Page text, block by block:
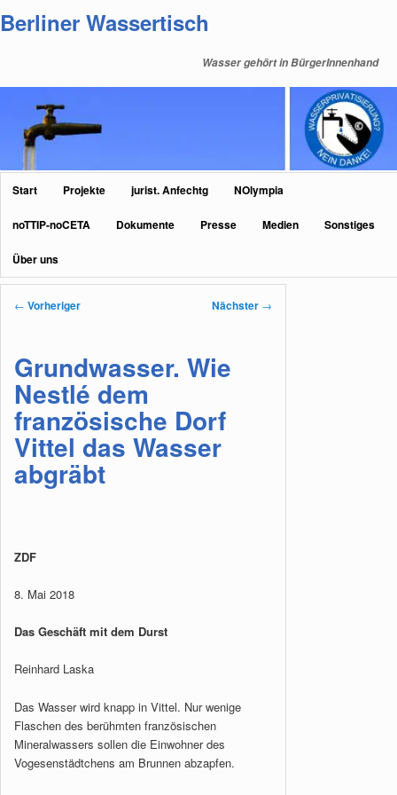
primären
Berliner Wassertisch
Wasser gehört in BürgerInnenhand
Hauptmenü
Start Projekte jurist. Anfechtg NOlympia
noTTIP-noCETA Dokumente Presse Medien Sonstiges
Über uns
Beitragsnavigation
← Vorheriger Nächster →
Grundwasser. Wie
Nestlé dem
französische Dorf
Vittel das Wasser
abgräbt
ZDF
8. Mai 2018
Das Geschäft mit dem Durst
Reinhard Laska
Das Wasser wird knapp in Vittel. Nur wenige
Flaschen des berühmten französischen
Mineralwassers sollen die Einwohner des
Vogesenstädtchens am Brunnen abzapfen.